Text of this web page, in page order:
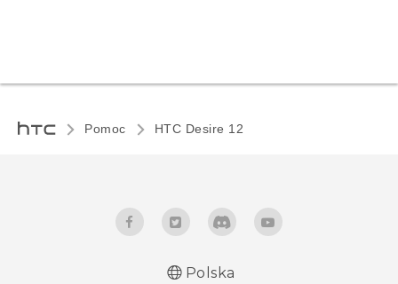
Pomoc HTC Desire 12‎
Polska